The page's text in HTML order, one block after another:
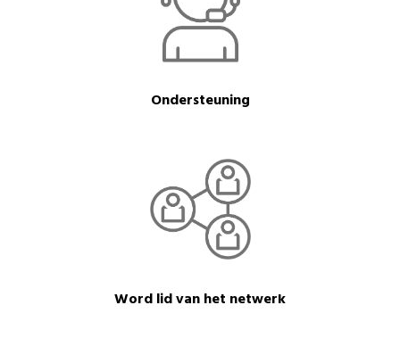
Ondersteuning
Word lid van het netwerk